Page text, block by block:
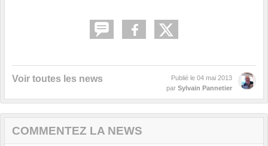
Voir toutes les news Publié le 04 mai 2013
par Sylvain Pannetier
COMMENTEZ LA NEWS